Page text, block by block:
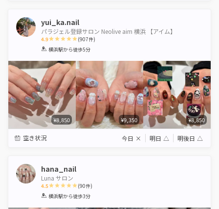
yui_ka.nail
パラジェル登録サロン Neolive aim 横浜 【アイム】
4.9
1 2 3 4 5
(907件)
横浜駅から徒歩5分
¥8,850 ¥9,350 ¥8,850
空き状況 今日 × 明日 △ 明後日 △
hana_nail
Luna サロン
4.5
1 2 3 4 5
(90件)
横浜駅から徒歩3分